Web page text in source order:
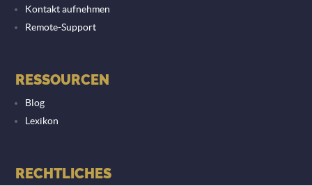
Kontakt aufnehmen
Remote-Support
RESSOURCEN
Blog
Lexikon
RECHTLICHES